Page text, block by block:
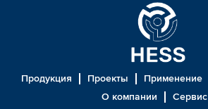
Продукция Проекты Применение
О компании
Сервис